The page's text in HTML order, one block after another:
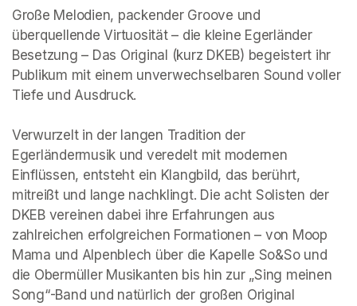
Große Melodien, packender Groove und
überquellende Virtuosität – die kleine Egerländer
Besetzung – Das Original (kurz DKEB) begeistert ihr
Publikum mit einem unverwechselbaren Sound voller
Tiefe und Ausdruck.
Verwurzelt in der langen Tradition der
Egerländermusik und veredelt mit modernen
Einflüssen, entsteht ein Klangbild, das berührt,
mitreißt und lange nachklingt. Die acht Solisten der
DKEB vereinen dabei ihre Erfahrungen aus
zahlreichen erfolgreichen Formationen – von Moop
Mama und Alpenblech über die Kapelle So&So und
die Obermüller Musikanten bis hin zur „Sing meinen
Song“-Band und natürlich der großen Original